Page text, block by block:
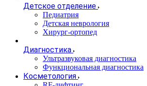
Детское отделение
Педиатрия
Детская неврология
Хирург-ортопед
Диагностика
Ультразвуковая диагностика
Функциональная диагностика
Косметология